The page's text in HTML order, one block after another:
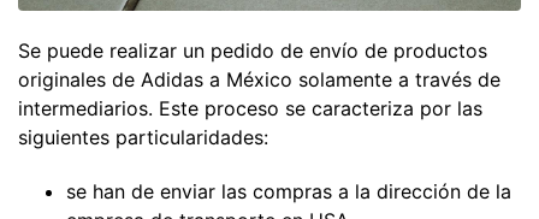
Se puede realizar un pedido de envío de productos
originales de Adidas a México solamente a través de
intermediarios. Este proceso se caracteriza por las
siguientes particularidades:
se han de enviar las compras a la dirección de la